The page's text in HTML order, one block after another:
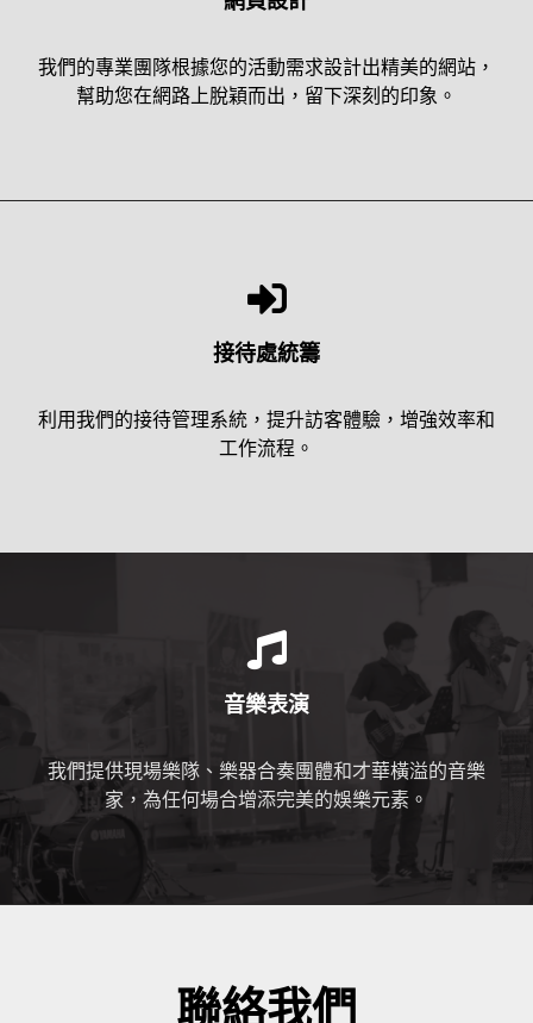
我們的專業團隊根據您的活動需求設計出精美的網站，
幫助您在網路上脫穎而出，留下深刻的印象。
接待處統籌
利用我們的接待管理系統，提升訪客體驗，增強效率和
工作流程。
音樂表演
我們提供現場樂隊、樂器合奏團體和才華橫溢的音樂
家，為任何場合增添完美的娛樂元素。
聯絡我們